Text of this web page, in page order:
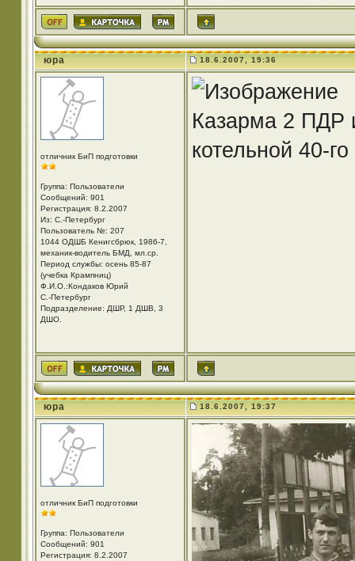
юра 18.6.2007, 19:36
отличник БиП подготовки
Группа: Пользователи
Сообщений: 901
Регистрация: 8.2.2007
Из: С.-Петербург
Пользователь №: 207
1044 ОДШБ Кенигсбрюк, 1986-7,
механик-водитель БМД, мл.ср.
Период службы: осень 85-87
(учебка Крампниц)
Ф.И.О.:Кондаков Юрий
С.-Петербург
Подразделение: ДШР, 1 ДШВ, 3
ДШО.
Казарма 2 ПДР
котельной 40-
юра 18.6.2007, 19:37
отличник БиП подготовки
Группа: Пользователи
Сообщений: 901
Регистрация: 8.2.2007